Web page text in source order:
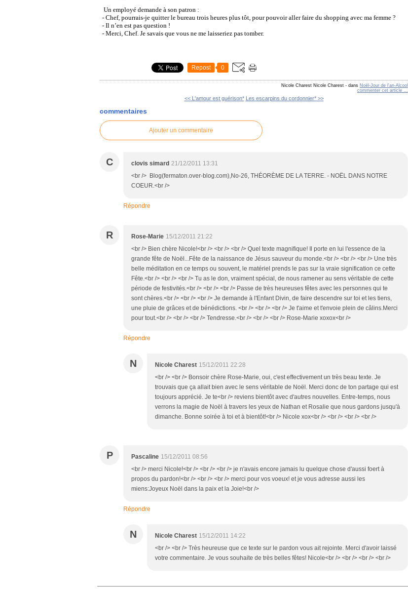
Un employé demande à son patron :
- Chef, pourrais-je quitter le bureau trois heures plus tôt, pour pouvoir aller faire du shopping avec ma femme ?
- Il n’en est pas question !
- Merci, Chef. Je savais que vous ne me laisseriez pas tomber.
Repost 0
Nicole Charest Nicole Charest - dans Noël-Jour de l'an-Alcool
commenter cet article …
<< L'amour est guérison* Les escarpins du cordonnier* >>
commentaires
Ajouter un commentaire
C clovis simard 21/12/2011 13:31
<br /> Blog(fermaton.over-blog.com),No-26, THÉORÈME DE LA TERRE. - NOËL DANS NOTRE
COEUR.<br />
Répondre
R Rose-Marie 15/12/2011 21:22
<br /> Bien chère Nicole!<br /> <br /> <br /> Quel texte magnifique! Il porte en lui l'essence de la
grande fête de Noël...Fête de la naissance de Jésus sauveur du monde.<br /> <br /> <br /> Une très
belle méditation en ce temps ou souvent, le matériel prends le pas sur la vraie signification ce cette
Fête.<br /> <br /> <br /> Tu as le don, vraiment spécial, de nous ramener au sens véritable de cette
période de festivités.<br /> <br /> <br /> Passe de très heureuses fêtes avec les personnes qui te
sont chères.<br /> <br /> <br /> Je demande à l'Enfant Divin, de faire descendre sur toi et les tiens,
une pluie de grâces et de bénédictions. <br /> <br /> <br /> Je t'aime et t'envoie plein de câlins.Merci
pour tout.<br /> <br /> <br /> Tendresse.<br /> <br /> <br /> Rose-Marie xoxox<br />
Répondre
N Nicole Charest 15/12/2011 22:28
<br /> <br /> Bonsoir chère Rose-Marie, oui, c'est effectivement un très beau texte. Je
trouvais que ça allait bien avec le sens véritable de Noël. Merci donc de ton partage qui est
toujours apprécié. Je te<br /> reviens bientôt avec d'autres nouvelles. Entre-temps, nous
verrons la magie de Noël à travers les yeux de Nathan et Rosalie que nous gardons jusqu'à
dimanche. Bonne soirée à toi et à bientôt!<br /> Nicole xox<br /> <br /> <br /> <br />
P Pascaline 15/12/2011 08:56
<br /> merci Nicole!<br /> <br /> <br /> je n'avais encore jamais lu quelque chose d'aussi foert à
propos du pardon!<br /> <br /> <br /> merci pour vos voeux! et je vous adresse aussi les
miens:Joyeux Noël dans la paix et la Joie!<br />
Répondre
N Nicole Charest 15/12/2011 14:22
<br /> <br /> Très heureuse que ce texte sur le pardon vous ait rejointe. Merci d'avoir laissé
votre commentaire. Je vous souhaite de très belles fêtes! Nicole<br /> <br /> <br /> <br />